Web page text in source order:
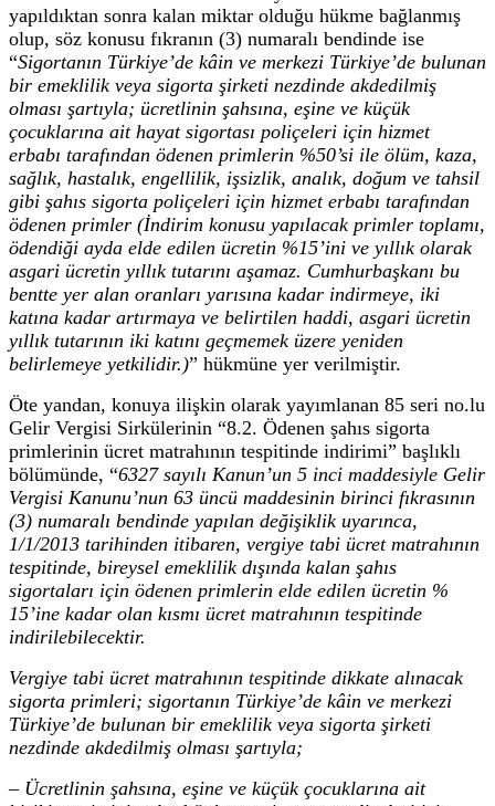
yapıldıktan sonra kalan miktar olduğu hükme bağlanmış
olup, söz konusu fıkranın (3) numaralı bendinde ise
“Sigortanın Türkiye’de kâin ve merkezi Türkiye’de bulunan
bir emeklilik veya sigorta şirketi nezdinde akdedilmiş
olması şartıyla; ücretlinin şahsına, eşine ve küçük
çocuklarına ait hayat sigortası poliçeleri için hizmet
erbabı tarafından ödenen primlerin %50’si ile ölüm, kaza,
sağlık, hastalık, engellilik, işsizlik, analık, doğum ve tahsil
gibi şahıs sigorta poliçeleri için hizmet erbabı tarafından
ödenen primler (İndirim konusu yapılacak primler toplamı,
ödendiği ayda elde edilen ücretin %15’ini ve yıllık olarak
asgari ücretin yıllık tutarını aşamaz. Cumhurbaşkanı bu
bentte yer alan oranları yarısına kadar indirmeye, iki
katına kadar artırmaya ve belirtilen haddi, asgari ücretin
yıllık tutarının iki katını geçmemek üzere yeniden
belirlemeye yetkilidir.)” hükmüne yer verilmiştir.
Öte yandan, konuya ilişkin olarak yayımlanan 85 seri no.lu
Gelir Vergisi Sirkülerinin “8.2. Ödenen şahıs sigorta
primlerinin ücret matrahının tespitinde indirimi” başlıklı
bölümünde, “6327 sayılı Kanun’un 5 inci maddesiyle Gelir
Vergisi Kanunu’nun 63 üncü maddesinin birinci fıkrasının
(3) numaralı bendinde yapılan değişiklik uyarınca,
1/1/2013 tarihinden itibaren, vergiye tabi ücret matrahının
tespitinde, bireysel emeklilik dışında kalan şahıs
sigortaları için ödenen primlerin elde edilen ücretin %
15’ine kadar olan kısmı ücret matrahının tespitinde
indirilebilecektir.
Vergiye tabi ücret matrahının tespitinde dikkate alınacak
sigorta primleri; sigortanın Türkiye’de kâin ve merkezi
Türkiye’de bulunan bir emeklilik veya sigorta şirketi
nezdinde akdedilmiş olması şartıyla;
– Ücretlinin şahsına, eşine ve küçük çocuklarına ait